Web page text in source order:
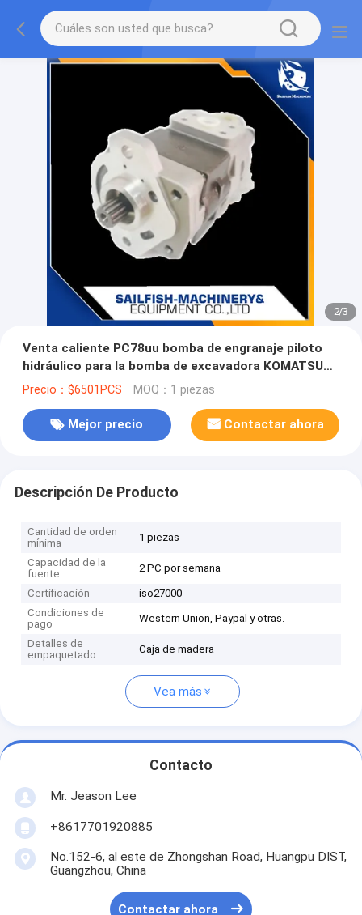
2/3
Venta caliente PC78uu bomba de engranaje piloto
hidráulico para la bomba de excavadora KOMATSU
708-3t-04610
Precio：$6501PCS MOQ：1 piezas
Mejor precio Contactar ahora
Descripción De Producto
Cantidad de orden
mínima
1 piezas
Capacidad de la
fuente
2 PC por semana
Certificación
iso27000
Condiciones de
pago
Western Union, Paypal y otras.
Detalles de
empaquetado
Caja de madera
Vea más
Contacto
Mr. Jeason Lee
+8617701920885
No.152-6, al este de Zhongshan Road, Huangpu DIST,
Guangzhou, China
Contactar ahora